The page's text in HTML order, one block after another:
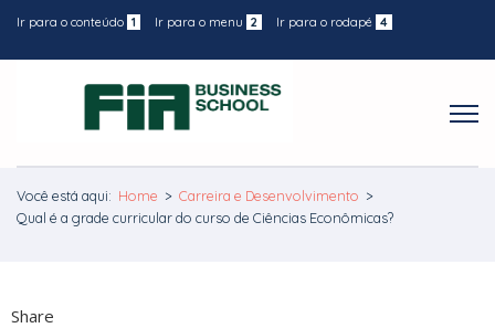
Ir para o conteúdo 1 Ir para o menu 2 Ir para o rodapé 4
Você está aqui: Home > Carreira e Desenvolvimento >
Qual é a grade curricular do curso de Ciências Econômicas?
Share